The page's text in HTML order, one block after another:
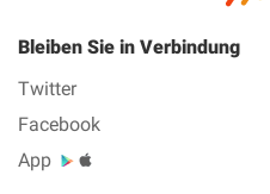
Bleiben Sie in Verbindung
Twitter
Facebook
App